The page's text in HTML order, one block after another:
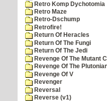
Retro Komp Dychotomia
Retro Maze
Retro-Dschump
Retrofire!
Return Of Heracles
Return Of The Fungi
Return Of The Jedi
Revenge Of The Mutant
Revenge Of The
Revenge Of V
Revenger
Reversal
Reverse (v1)